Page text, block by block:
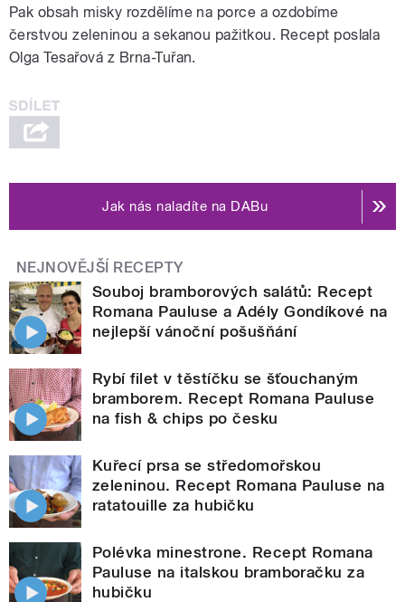
Pak obsah misky rozdělíme na porce a ozdobíme
čerstvou zeleninou a sekanou pažitkou. Recept poslala
Olga Tesařová z Brna-Tuřan.
Jak nás naladíte na DABu
NEJNOVĚJŠÍ RECEPTY
Souboj bramborových salátů: Recept
Romana Pauluse a Adély Gondíkové na
nejlepší vánoční pošušňání
Rybí filet v těstíčku se šťouchaným
bramborem. Recept Romana Pauluse
na fish & chips po česku
Kuřecí prsa se středomořskou
zeleninou. Recept Romana Pauluse na
ratatouille za hubičku
Polévka minestrone. Recept Romana
Pauluse na italskou bramboračku za
hubičku